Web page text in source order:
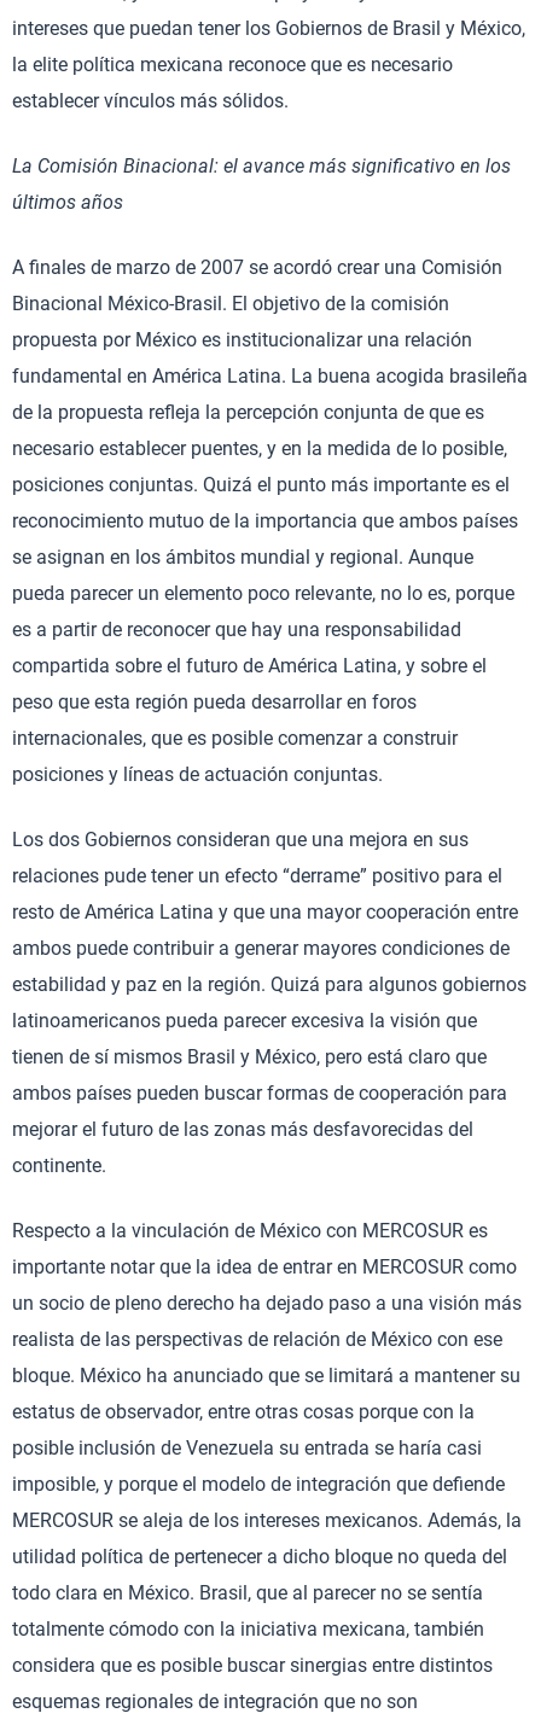
intereses que puedan tener los Gobiernos de Brasil y México,
la elite política mexicana reconoce que es necesario
establecer vínculos más sólidos.
La Comisión Binacional: el avance más significativo en los
últimos años
A finales de marzo de 2007 se acordó crear una Comisión
Binacional México-Brasil. El objetivo de la comisión
propuesta por México es institucionalizar una relación
fundamental en América Latina. La buena acogida brasileña
de la propuesta refleja la percepción conjunta de que es
necesario establecer puentes, y en la medida de lo posible,
posiciones conjuntas. Quizá el punto más importante es el
reconocimiento mutuo de la importancia que ambos países
se asignan en los ámbitos mundial y regional. Aunque
pueda parecer un elemento poco relevante, no lo es, porque
es a partir de reconocer que hay una responsabilidad
compartida sobre el futuro de América Latina, y sobre el
peso que esta región pueda desarrollar en foros
internacionales, que es posible comenzar a construir
posiciones y líneas de actuación conjuntas.
Los dos Gobiernos consideran que una mejora en sus
relaciones pude tener un efecto “derrame” positivo para el
resto de América Latina y que una mayor cooperación entre
ambos puede contribuir a generar mayores condiciones de
estabilidad y paz en la región. Quizá para algunos gobiernos
latinoamericanos pueda parecer excesiva la visión que
tienen de sí mismos Brasil y México, pero está claro que
ambos países pueden buscar formas de cooperación para
mejorar el futuro de las zonas más desfavorecidas del
continente.
Respecto a la vinculación de México con MERCOSUR es
importante notar que la idea de entrar en MERCOSUR como
un socio de pleno derecho ha dejado paso a una visión más
realista de las perspectivas de relación de México con ese
bloque. México ha anunciado que se limitará a mantener su
estatus de observador, entre otras cosas porque con la
posible inclusión de Venezuela su entrada se haría casi
imposible, y porque el modelo de integración que defiende
MERCOSUR se aleja de los intereses mexicanos. Además, la
utilidad política de pertenecer a dicho bloque no queda del
todo clara en México. Brasil, que al parecer no se sentía
totalmente cómodo con la iniciativa mexicana, también
considera que es posible buscar sinergias entre distintos
esquemas regionales de integración que no son